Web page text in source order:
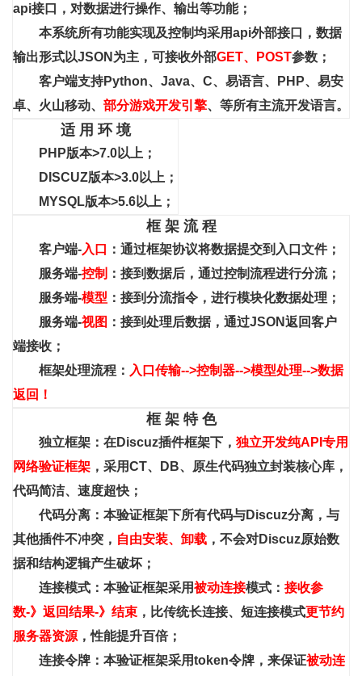
api接口，对数据进行操作、输出等功能；
本系统所有功能实现及控制均采用api外部接口，数据
输出形式以JSON为主，可接收外部GET、POST参数；
客户端支持Python、Java、C、易语言、PHP、易安
卓、火山移动、 部分游戏开发引擎、等所有主流开发语言。
适 用 环 境
PHP版本>7.0以上；
DISCUZ版本>3.0以上；
MYSQL版本>5.6以上；
框 架 流 程
客户端-入口
：通过框架协议将数据提交到入口文件；
服务端-控制 ：接到数据后，通过控制流程进行分流；
服务端-模型 ：接到分流指令，进行模块化数据处理；
服务端-视图 ：接到处理后数据，通过JSON返回客户
端接收；
框架处理流程： 入口传输-->控制器-->模型处理-->数据
返回！
框 架 特 色
独立框架：在Discuz插件框架下， 独立开发纯API专用
网络验证框架 ，采用CT、DB、原生代码独立封装核心库，
代码简洁、速度超快；
代码分离：本验证框架下所有代码与Discuz分离，与
其他插件不冲突， 自由安装、卸载 ，不会对Discuz原始数
据和结构逻辑产生破坏；
连接模式：本验证框架采用被动连接模式： 接收参
数-》返回结果-》结束 ，比传统长连接、短连接模式更节约
服务器资源 ，性能提升百倍；
连接令牌：本验证框架采用token令牌，来保证被动连